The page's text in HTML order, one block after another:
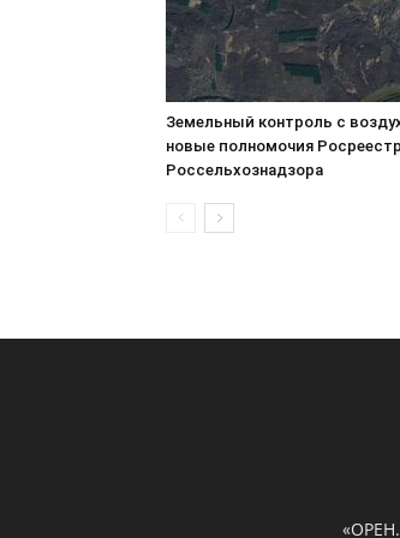
Земельный контроль с
новые полномочия
Россельхознадзора